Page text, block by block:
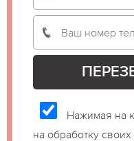
Нажимая на
на обработку